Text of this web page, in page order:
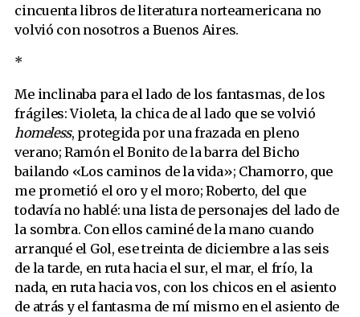
cincuenta libros de literatura norteamericana no
volvió con nosotros a Buenos Aires.
*
Me inclinaba para el lado de los fantasmas, de los
frágiles: Violeta, la chica de al lado que se volvió
homeless, protegida por una frazada en pleno
verano; Ramón el Bonito de la barra del Bicho
bailando «Los caminos de la vida»; Chamorro, que
me prometió el oro y el moro; Roberto, del que
todavía no hablé: una lista de personajes del lado de
la sombra. Con ellos caminé de la mano cuando
arranqué el Gol, ese treinta de diciembre a las seis
de la tarde, en ruta hacia el sur, el mar, el frío, la
nada, en ruta hacia vos, con los chicos en el asiento
de atrás y el fantasma de mí mismo en el asiento de